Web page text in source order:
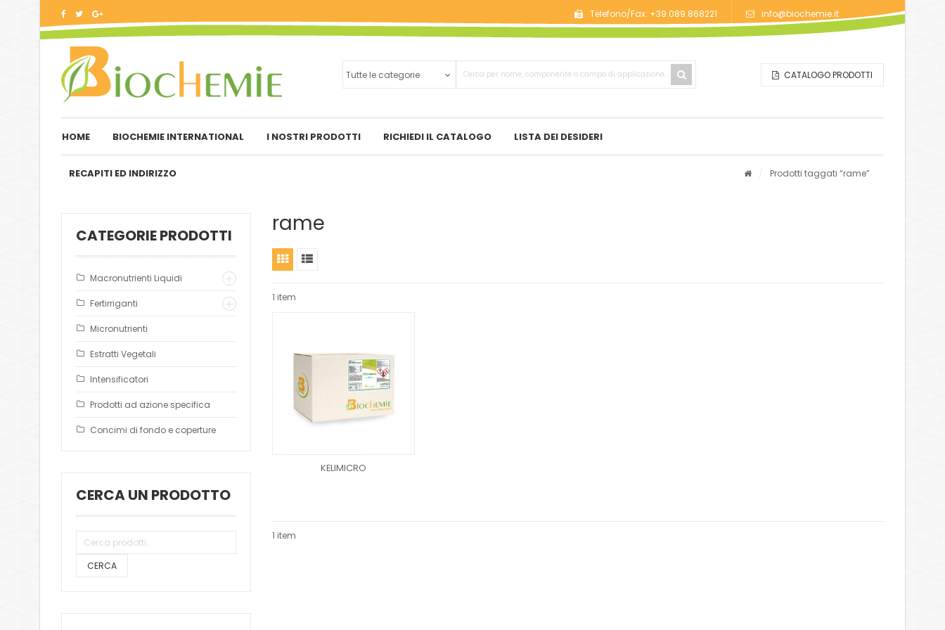
Telefono/Fax: +39.089.868221 info@biochemie.it
CATALOGO PRODOTTI
HOME BIOCHEMIE INTERNATIONAL I NOSTRI PRODOTTI RICHIEDI IL CATALOGO LISTA DEI DESIDERI
RECAPITI ED INDIRIZZO Prodotti taggati “rame”
CATEGORIE PRODOTTI
Macronutrienti Liquidi
Fertirriganti
Micronutrienti
Estratti Vegetali
Intensificatori
Prodotti ad azione specifica
Concimi di fondo e coperture
CERCA UN PRODOTTO
rame
1 item
KELIMICRO
1 item